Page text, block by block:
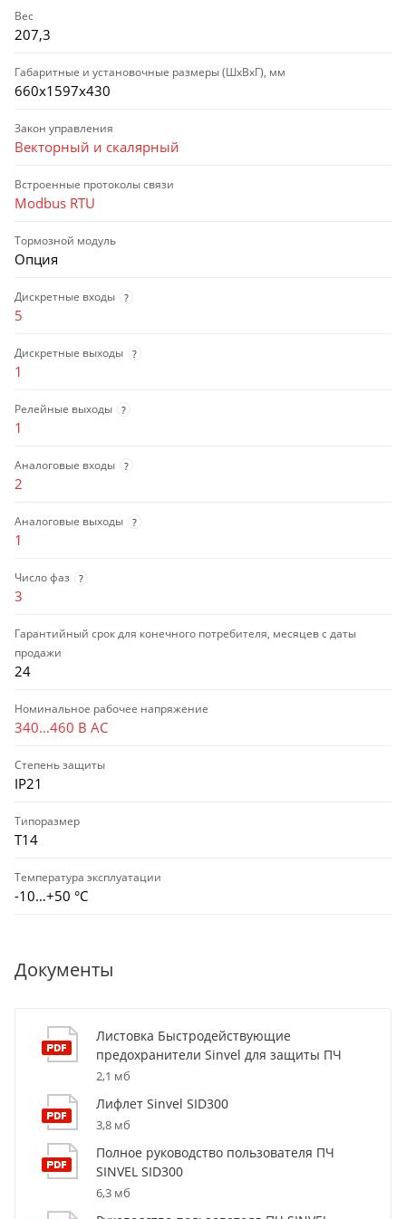
Вес
207,3
Габаритные и установочные размеры (ШхВхГ), мм
660х1597х430
Закон управления
Векторный и скалярный
Встроенные протоколы связи
Modbus RTU
Тормозной модуль
Опция
Дискретные входы ?
5
Дискретные выходы ?
1
Релейные выходы ?
1
Аналоговые входы ?
2
Аналоговые выходы ?
1
Число фаз ?
3
Гарантийный срок для конечного потребителя, месяцев с даты
продажи
24
Номинальное рабочее напряжение
340…460 В AC
Степень защиты
IP21
Типоразмер
T14
Температура эксплуатации
-10…+50 °С
Документы
Листовка Быстродействующие
предохранители Sinvel для защиты ПЧ
2,1 мб
Лифлет Sinvel SID300
3,8 мб
Полное руководство пользователя ПЧ
SINVEL SID300
6,3 мб